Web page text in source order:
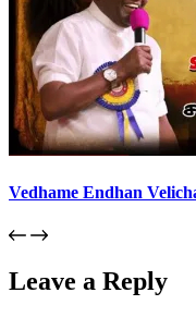
Vedhame Endhan
Leave a Reply